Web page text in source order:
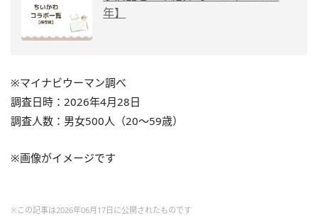
年】
※マイナビウーマン調べ
調査日時：2026年4月28日
調査人数：男女500人（20～59歳）
※画像がイメージです
※この記事は2026年06月17日に公開されたものです